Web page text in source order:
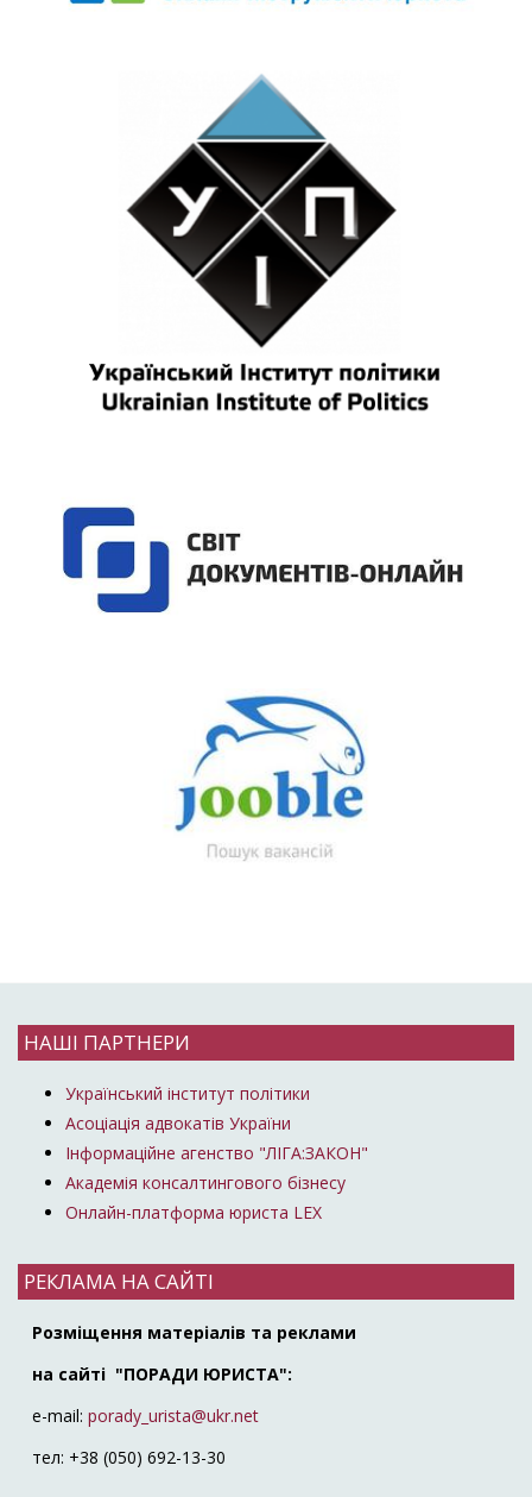
НАШІ ПАРТНЕРИ
Український інститут політики
Асоціація адвокатів України
Інформаційне агенство "ЛІГА:ЗАКОН"
Академія консалтингового бізнесу
Онлайн-платформа юриста LEX
РЕКЛАМА НА САЙТІ
Розміщення матеріалів та реклами
на сайті "ПОРАДИ ЮРИСТА":
e-mail: porady_urista@ukr.net
тел: +38 (050) 692-13-30